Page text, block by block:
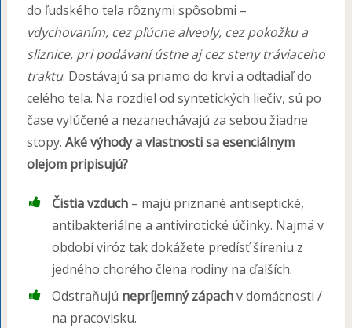
do ľudského tela rôznymi spôsobmi –
vdychovaním, cez pľúcne alveoly, cez pokožku a
sliznice, pri podávaní ústne aj cez steny tráviaceho
traktu. Dostávajú sa priamo do krvi a odtadiaľ do
celého tela. Na rozdiel od syntetických liečiv, sú po
čase vylúčené a nezanechávajú za sebou žiadne
stopy. Aké výhody a vlastnosti sa esenciálnym
olejom pripisujú?
Čistia vzduch– majú priznané antiseptické,
antibakteriálne a antivirotické účinky. Najmä v
období viróz tak dokážete predísť šíreniu z
jedného chorého člena rodiny na ďalších.
Odstraňujú nepríjemný zápachv domácnosti /
na pracovisku.